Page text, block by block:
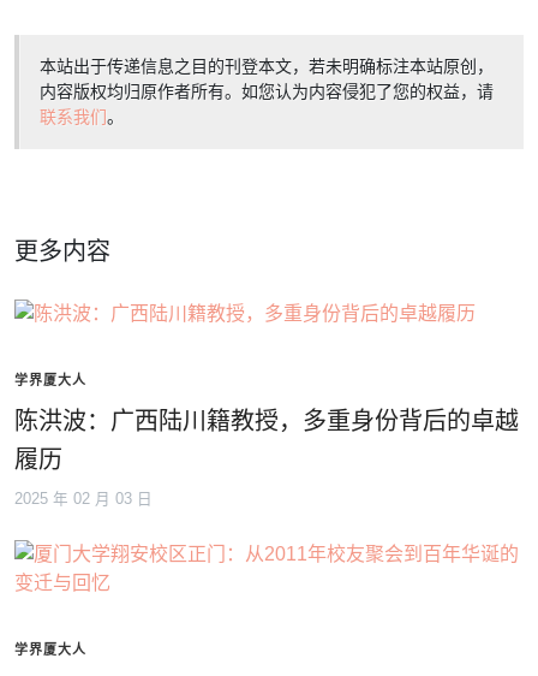
本站出于传递信息之目的刊登本文，若未明确标注本站原创，
内容版权均归原作者所有。如您认为内容侵犯了您的权益，请
联系我们。
更多内容
学界厦大人
陈洪波：广西陆川籍教授，多重身份背后的卓越
履历
2025 年 02 月 03 日
学界厦大人